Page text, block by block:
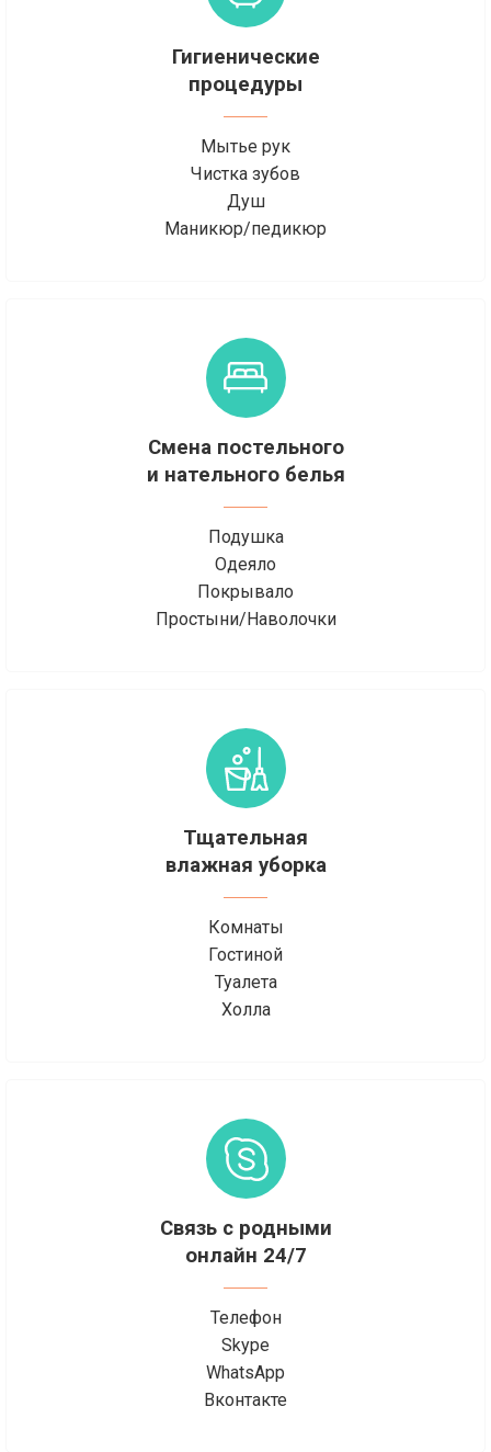
Гигиенические
процедуры
Мытье рук
Чистка зубов
Душ
Маникюр/педикюр
Смена постельного
и нательного белья
Подушка
Одеяло
Покрывало
Простыни/Наволочки
Тщательная
влажная уборка
Комнаты
Гостиной
Туалета
Холла
Связь с родными
онлайн 24/7
Телефон
Skype
WhatsApp
Вконтакте